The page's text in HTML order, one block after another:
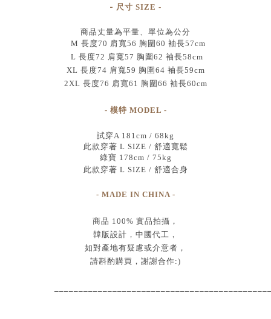
- 尺寸 SIZE -
商品丈量為平量、單位為公分
M 長度70 肩寬56 胸圍60 袖長57cm
L 長度72 肩寬57 胸圍62 袖長58cm
XL 長度74 肩寬59 胸圍64 袖長59cm
2XL 長度76 肩寬61 胸圍66 袖長60cm
- 模特 MODEL -
試穿A 181cm / 68kg
此款穿著 L SIZE / 舒適寬鬆
綠寶 178cm / 75kg
此款穿著 L SIZE / 舒適合身
- MADE IN CHINA -
商品 100% 實品拍攝 ，
韓版設計，中國代工 ，
如對產地有疑慮或介意者，
請斟酌購買， 謝謝合作:)